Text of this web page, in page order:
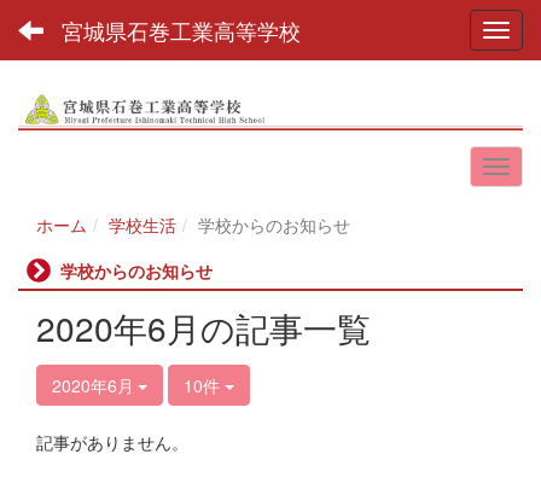
宮城県石巻工業高等学校
ホーム 学校生活
学校からのお知らせ
学校からのお知らせ
2020年6月の記事一覧
2020年6月 10件
記事がありません。